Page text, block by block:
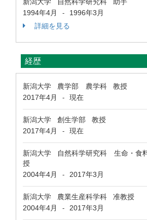
1994年4月
-
1996年3月
詳細を見る
経歴
新潟大学 農学部 農学科 教授
2017年4月
- 現在
新潟大学 創生学部 教授
2017年4月
- 現在
新潟大学 自然科学研究科 生命・食
授
2004年4月
- 2017年3月
新潟大学 農業生産科学科 准教授
2004年4月
- 2017年3月